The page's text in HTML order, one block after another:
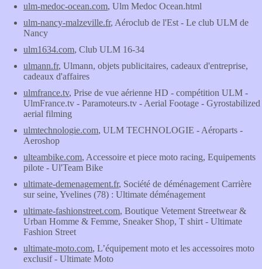
ulm-medoc-ocean.com, Ulm Medoc Ocean.html
ulm-nancy-malzeville.fr, Aéroclub de l'Est - Le club ULM de
Nancy
ulm1634.com, Club ULM 16-34
ulmann.fr, Ulmann, objets publicitaires, cadeaux d'entreprise,
cadeaux d'affaires
ulmfrance.tv, Prise de vue aérienne HD - compétition ULM -
UlmFrance.tv - Paramoteurs.tv - Aerial Footage - Gyrostabilized
aerial filming
ulmtechnologie.com, ULM TECHNOLOGIE - Aéroparts -
Aeroshop
ulteambike.com, Accessoire et piece moto racing, Equipements
pilote - Ul'Team Bike
ultimate-demenagement.fr, Société de déménagement Carrière
sur seine, Yvelines (78) : Ultimate déménagement
ultimate-fashionstreet.com, Boutique Vetement Streetwear &
Urban Homme & Femme, Sneaker Shop, T shirt - Ultimate
Fashion Street
ultimate-moto.com, L’équipement moto et les accessoires moto
exclusif - Ultimate Moto